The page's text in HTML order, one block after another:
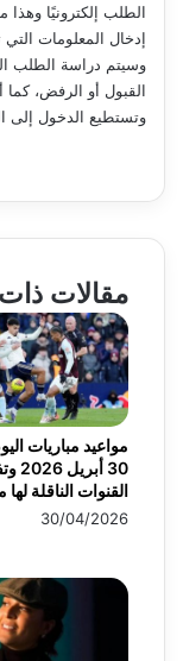
الطلب إلكترونيًا
إدخال المعلومات
وسيتم دراسة الطلب
القبول أو الرفض، كما
وتستطيع الدخول إلى
مقالات
مواعيد مباريات
30
القنوات الناقلة لها
30/04/2026